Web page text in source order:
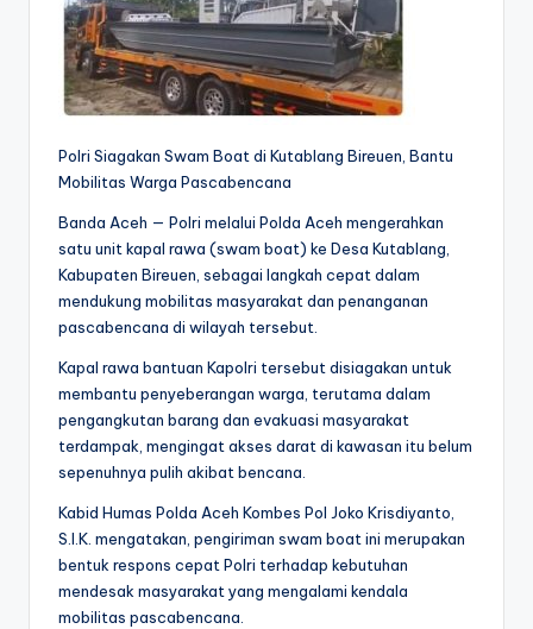
Polri Siagakan Swam Boat di Kutablang Bireuen, Bantu
Mobilitas Warga Pascabencana
Banda Aceh — Polri melalui Polda Aceh mengerahkan
satu unit kapal rawa (swam boat) ke Desa Kutablang,
Kabupaten Bireuen, sebagai langkah cepat dalam
mendukung mobilitas masyarakat dan penanganan
pascabencana di wilayah tersebut.
Kapal rawa bantuan Kapolri tersebut disiagakan untuk
membantu penyeberangan warga, terutama dalam
pengangkutan barang dan evakuasi masyarakat
terdampak, mengingat akses darat di kawasan itu belum
sepenuhnya pulih akibat bencana.
Kabid Humas Polda Aceh Kombes Pol Joko Krisdiyanto,
S.I.K. mengatakan, pengiriman swam boat ini merupakan
bentuk respons cepat Polri terhadap kebutuhan
mendesak masyarakat yang mengalami kendala
mobilitas pascabencana.